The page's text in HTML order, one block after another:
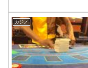
カジノ